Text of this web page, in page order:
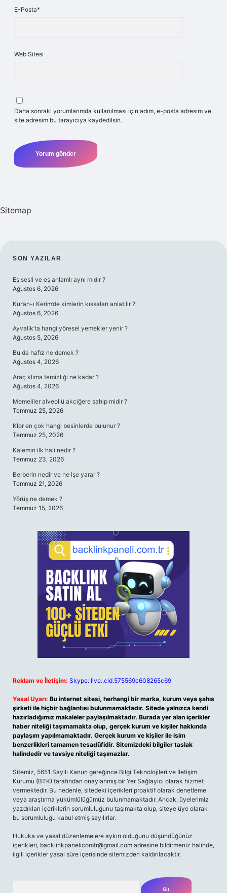
E-Posta*
Web Sitesi
Daha sonraki yorumlarımda kullanılması için adım, e-posta adresim ve
site adresim bu tarayıcıya kaydedilsin.
Sitemap
SIDEBAR
SON YAZILAR
Eş sesli ve eş anlamlı aynı mıdır ?
Ağustos 6, 2026
Kur’an-ı Kerim’de kimlerin kıssaları anlatılır ?
Ağustos 6, 2026
Ayvalık’ta hangi yöresel yemekler yenir ?
Ağustos 5, 2026
Bu da hafız ne demek ?
Ağustos 4, 2026
Araç klima temizliği ne kadar ?
Ağustos 4, 2026
Memeliler alveollü akciğere sahip midir ?
Temmuz 25, 2026
Klor en çok hangi besinlerde bulunur ?
Temmuz 25, 2026
Kalemin ilk hali nedir ?
Temmuz 23, 2026
Berberin nedir ve ne işe yarar ?
Temmuz 21, 2026
Yörüş ne demek ?
Temmuz 15, 2026
Reklam ve İletişim: Skype: live:.cid.575569c608265c69
Yasal Uyarı: Bu internet sitesi, herhangi bir marka, kurum veya şahıs
şirketi ile hiçbir bağlantısı bulunmamaktadır. Sitede yalnızca kendi
hazırladığımız makaleler paylaşılmaktadır. Burada yer alan içerikler
haber niteliği taşımamakta olup, gerçek kurum ve kişiler hakkında
paylaşım yapılmamaktadır. Gerçek kurum ve kişiler ile isim
benzerlikleri tamamen tesadüfidir. Sitemizdeki bilgiler taslak
halindedir ve tavsiye niteliği taşımazlar.
Sitemiz, 5651 Sayılı Kanun gereğince Bilgi Teknolojileri ve İletişim
Kurumu (BTK) tarafından onaylanmış bir Yer Sağlayıcı olarak hizmet
vermektedir. Bu nedenle, sitedeki içerikleri proaktif olarak denetleme
veya araştırma yükümlülüğümüz bulunmamaktadır. Ancak, üyelerimiz
yazdıkları içeriklerin sorumluluğunu taşımakta olup, siteye üye olarak
bu sorumluluğu kabul etmiş sayılırlar.
Hukuka ve yasal düzenlemelere aykırı olduğunu düşündüğünüz
içerikleri, backlinkpanelicomtr@gmail.com adresine bildirmeniz halinde,
ilgili içerikler yasal süre içerisinde sitemizden kaldırılacaktır.